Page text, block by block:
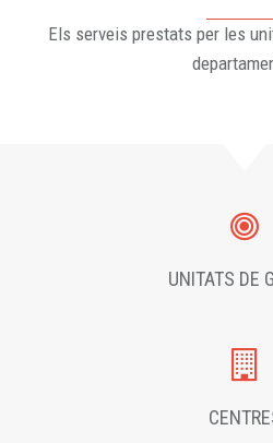
Els serveis prestats per les
UNITATS DE